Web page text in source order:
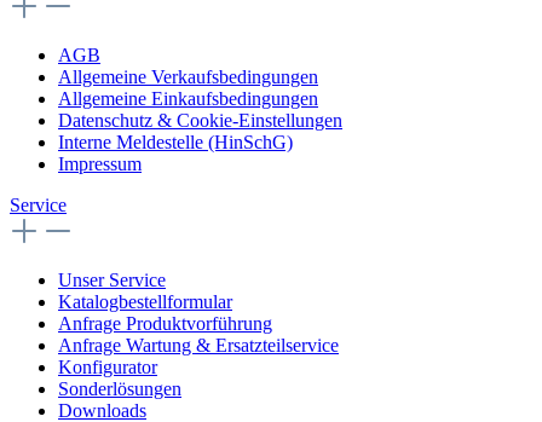
AGB
Allgemeine Verkaufsbedingungen
Allgemeine Einkaufsbedingungen
Datenschutz & Cookie-Einstellungen
Interne Meldestelle (HinSchG)
Impressum
Service
Unser Service
Katalogbestellformular
Anfrage Produktvorführung
Anfrage Wartung & Ersatzteilservice
Konfigurator
Sonderlösungen
Downloads